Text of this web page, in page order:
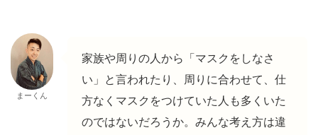
まーくん
家族や周りの人から「マスクをしなさ
い」と言われたり、周りに合わせて、仕
方なくマスクをつけていた人も多くいた
のではないだろうか。みんな考え方は違